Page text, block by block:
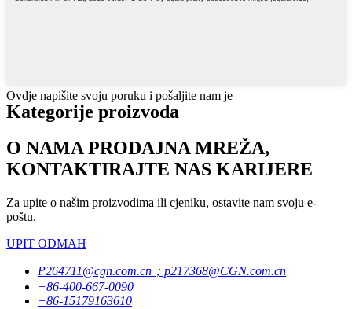
Ovdje napišite svoju poruku i pošaljite nam je
Kategorije proizvoda
O NAMA PRODAJNA MREŽA,
KONTAKTIRAJTE NAS KARIJERE
Za upite o našim proizvodima ili cjeniku, ostavite nam svoju e-
poštu.
UPIT ODMAH
P264711@cgn.com.cn；p217368@CGN.com.cn
+86-400-667-0090
+86-15179163610